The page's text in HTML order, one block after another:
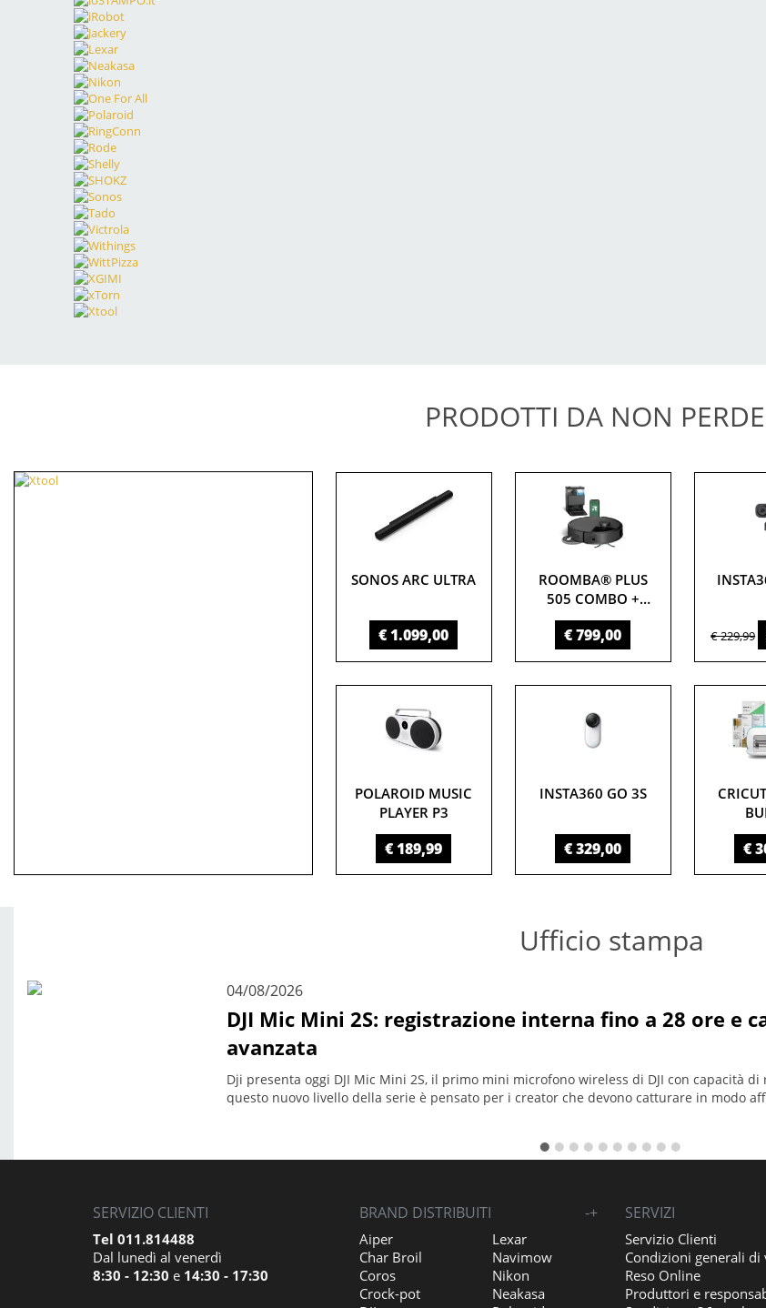
PRODOTTI DA NON
SONOS ARC ULTRA
€ 1.099,00
ROOMBA® PLUS
505 COMBO +
AUTOWASH™
DOCK
€ 799,00 € 229,99
POLAROID MUSIC
PLAYER P3
€ 189,99
INSTA360 GO 3S
€ 329,00 €
Ufficio stampa
04/08/2026
DJI Mic Mini 2S: registrazione interna fino a 28 ore e
avanzata
Dji presenta oggi DJI Mic Mini 2S, il primo mini microfono wireless di DJI con capacità
questo nuovo livello della serie è pensato per i creator che devono catturare in modo
SERVIZIO CLIENTI
Tel 011.814488
Dal lunedì al venerdì
8:30 - 12:30 e 14:30 - 17:30
BRAND DISTRIBUITI +
-
Aiper
Char Broil
Coros
Crock-pot
Lexar
Navimow
Nikon
Neakasa
SERVIZI
Servizio Clienti
Condizioni generali di
Reso Online
Produttori e